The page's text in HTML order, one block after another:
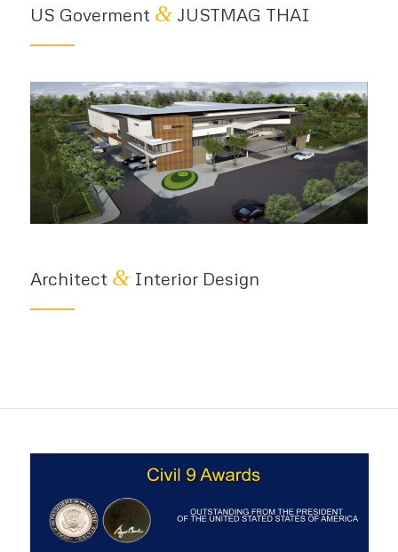
US Goverment &JUSTMAG THAI
Architect &Interior Design